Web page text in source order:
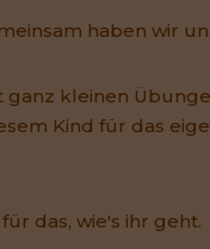
haben wir
kleinen
Kind für das
das, wie's ihr geht.